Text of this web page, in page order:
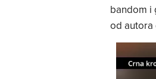
bandom i
od autora